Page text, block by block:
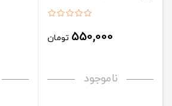
550,000 تومان
ناموجود